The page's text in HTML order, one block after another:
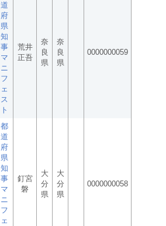
道
府
県
知
事
マ
ニ
フ
ェ
ス
ト
荒井
正吾
奈
良
県
奈
良
県
0000000059
都
道
府
県
知
事
マ
ニ
フ
ェ
釘宮
磐
大
分
県
大
分
県
0000000058